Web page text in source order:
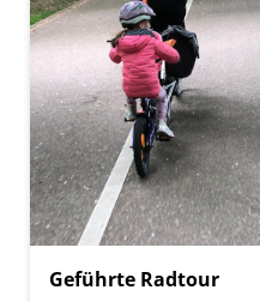
Geführte Radtour